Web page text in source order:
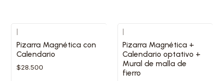
Pizarra Magnética con
Calendario
$28.500
Pizarra Magnética +
Calendario optativo +
Mural de malla de
fierro